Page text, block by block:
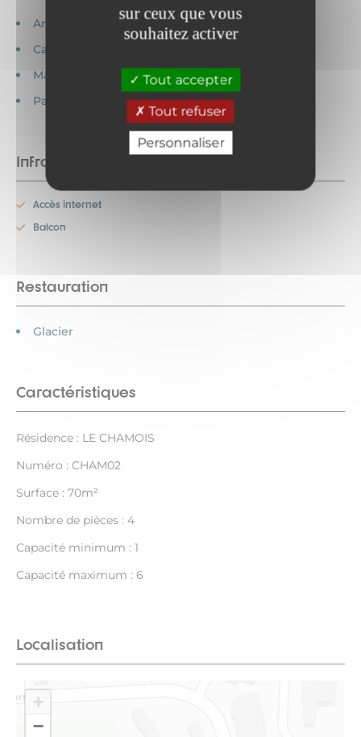
sur ceux que vous
souhaitez activer
Tout accepter
Tout refuser
Personnaliser
Animaux acceptés
Cartes bancaires acceptées
Maison indépendante
Pas de moquette
Infrastructures
Accès internet
Balcon
Restauration
Glacier
Caractéristiques
Résidence : LE CHAMOIS
Numéro : CHAM02
Surface : 70m²
Nombre de pièces : 4
Capacité minimum : 1
Capacité maximum : 6
Localisation
+
−